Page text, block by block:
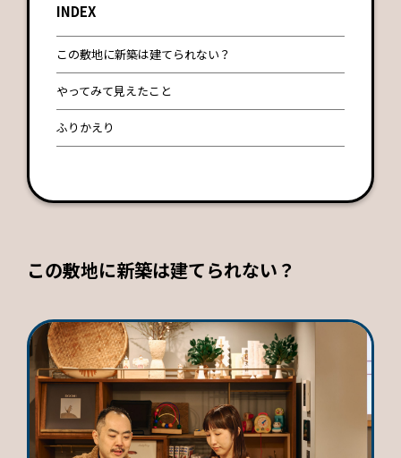
INDEX
この敷地に新築は建てられない？
やってみて見えたこと
ふりかえり
この敷地に新築は建てられない？